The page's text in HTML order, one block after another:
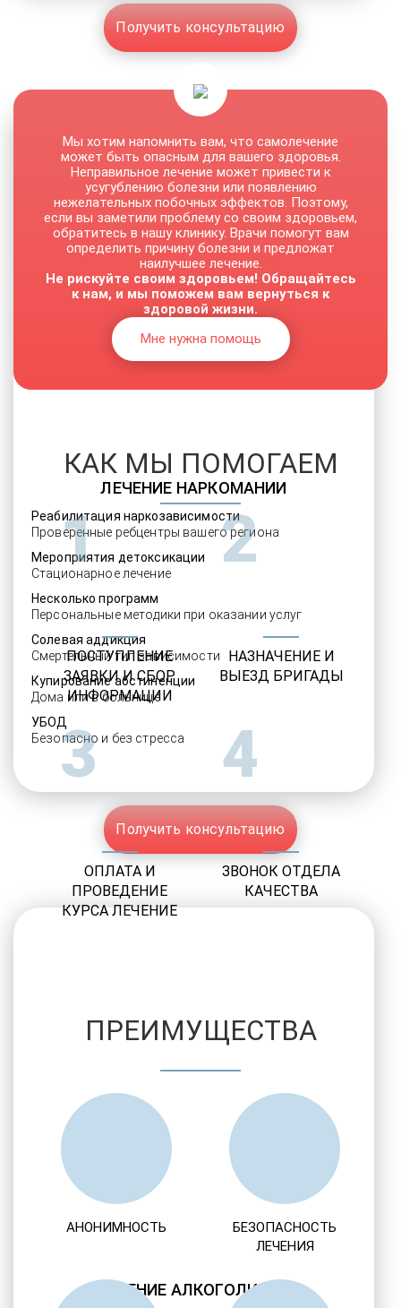
Получить консультацию
ЛЕЧЕНИЕ НАРКОМАНИИ
Реабилитация наркозависимости
Проверенные ребцентры вашего региона
Мероприятия детоксикации
Стационарное лечение
Несколько программ
Персональные методики при оказании услуг
Солевая аддикция
Смертельный тип зависимости
Купирование абстиненции
Дома или в больнице
УБОД
Безопасно и без стресса
Получить консультацию
ЛЕЧЕНИЕ АЛКОГОЛИЗМА
Мы хотим напомнить вам, что самолечение
может быть опасным для вашего здоровья.
Неправильное лечение может привести к
усугублению болезни или появлению
нежелательных побочных эффектов. Поэтому,
если вы заметили проблему со своим здоровьем,
обратитесь в нашу клинику. Врачи помогут вам
определить причину болезни и предложат
наилучшее лечение.
Не рискуйте своим здоровьем! Обращайтесь
к нам, и мы поможем вам вернуться к
здоровой жизни.
Мне нужна помощь
КАК МЫ ПОМОГАЕМ
1
ПОСТУПЛЕНИЕ
ЗАЯВКИ И СБОР
ИНФОРМАЦИИ
2
НАЗНАЧЕНИЕ И
ВЫЕЗД БРИГАДЫ
3
ОПЛАТА И
ПРОВЕДЕНИЕ
КУРСА ЛЕЧЕНИЕ
4
ЗВОНОК ОТДЕЛА
КАЧЕСТВА
ПРЕИМУЩЕСТВА
АНОНИМНОСТЬ
БЕЗОПАСНОСТЬ
ЛЕЧЕНИЯ